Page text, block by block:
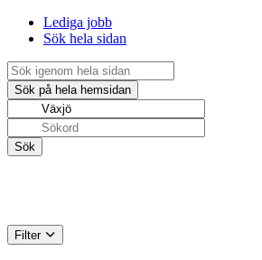
Lediga jobb
Sök hela sidan
Filter